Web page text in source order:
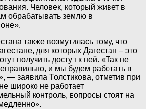
Человек, который живет в
обрабатывать землю в
также возмутилась тому, что
для которых Дагестан – это
получить доступ к ней. «Так не
и мы будем работать в
— заявила Толстикова, отметив при
широко не работает
контроль, вопросы стоят на